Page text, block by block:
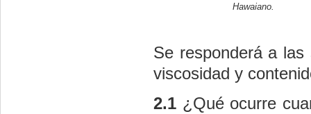
Hawaiano.
Se responderá a
viscosidad y
2.1 ¿Qué ocurre